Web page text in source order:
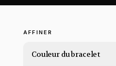
AFFINER
Couleur du bracelet